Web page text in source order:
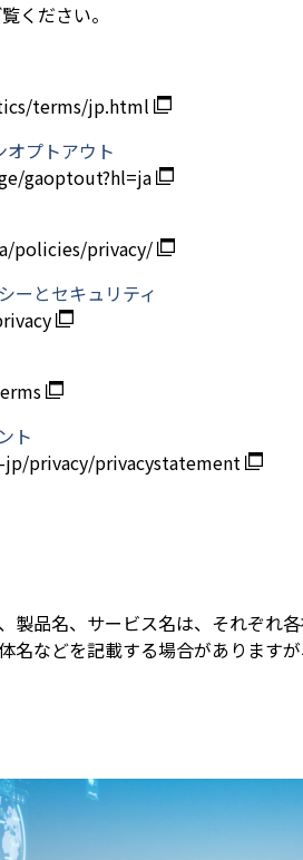
ください。
terms/jp.html
プトアウト
gaoptout?hl=ja
policies/privacy/
ーとセキュリティ
ト
privacy/privacystatement
製品名、サービス名は、それぞれ
名などを記載する場合があります